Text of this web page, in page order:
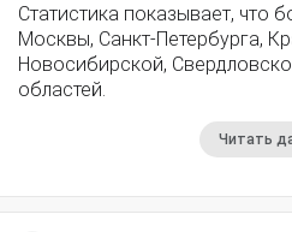
Статистика показывает, что
Москвы, Санкт-Петербурга,
Новосибирской,
областей.
Читать